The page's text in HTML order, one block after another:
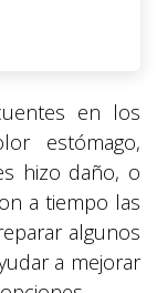
en los
estómago,
hizo daño, o
a tiempo las
algunos
a mejorar